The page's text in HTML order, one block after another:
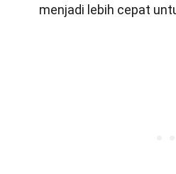
menjadi lebih cepat